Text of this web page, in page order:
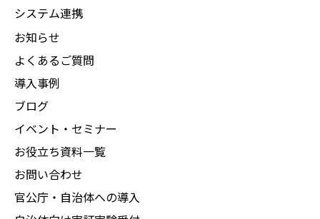
システム連携
お知らせ
よくあるご質問
導入事例
ブログ
イベント・セミナー
お役立ち資料一覧
お問い合わせ
官公庁・自治体への導入